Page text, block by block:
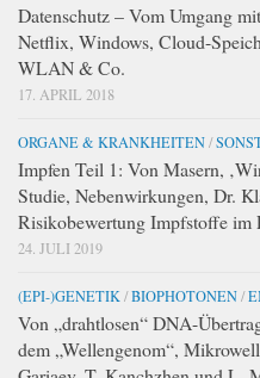
Datenschutz – Vom Umgang
Netflix, Windows, Cloud-
WLAN & Co.
17. APRIL 2018
ORGANE & KRANKHEITEN/
Impfen Teil 1: Von Masern,
Studie, Nebenwirkungen, Dr.
Risikobewertung Impfstoffe
24. JULI 2019
(EPI-)GENETIK /BIOPHOTONEN/
Von „drahtlosen“ DNA-
dem „Wellengenom“,